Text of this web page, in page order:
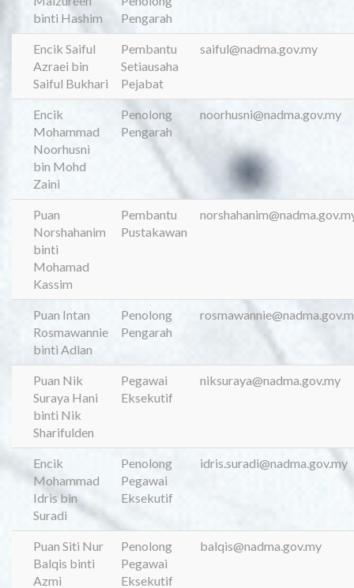
binti Hashim
Pengarah
Encik Saiful
Azraei bin
Saiful Bukhari
Pembantu
Setiausaha
Pejabat
saiful@nadma.gov.my
Encik
Mohammad
Noorhusni
bin Mohd
Zaini
Penolong
Pengarah
noorhusni@nadma.gov.my
Puan
Norshahanim
binti
Mohamad
Kassim
Pembantu
Pustakawan
Puan Intan
Rosmawannie
binti Adlan
Penolong
Pengarah
Puan Nik
Suraya Hani
binti Nik
Sharifulden
Pegawai
Eksekutif
niksuraya@nadma.gov.my
Encik
Mohammad
Idris bin
Suradi
Penolong
Pegawai
Eksekutif
idris.suradi@nadma.gov.my
Puan Siti Nur
Balqis binti
Azmi
Penolong
Pegawai
Eksekutif
balqis@nadma.gov.my